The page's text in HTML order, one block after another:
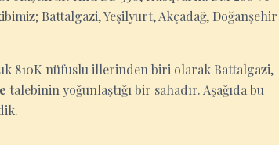
Battalgazi, Yeşilyurt, Akçadağ, Doğanşehir
810K nüfuslu illerinden biri olarak Battalgazi,
talebinin yoğunlaştığı bir sahadır. Aşağıda bu